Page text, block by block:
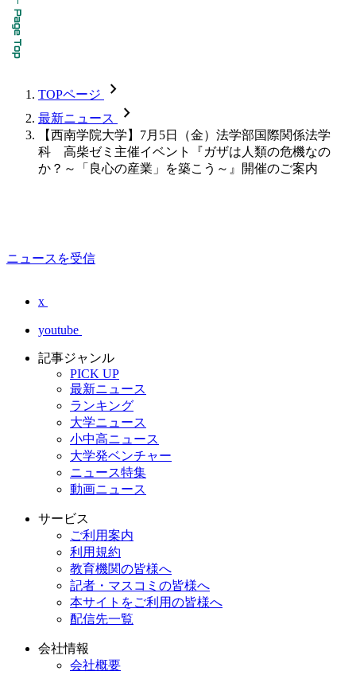
TOPページ chevron_forward
最新ニュース chevron_forward
【西南学院大学】7月5日（金）法学部国際関係法学
科 高柴ゼミ主催イベント『ガザは人類の危機なの
か？～「良心の産業」を築こう～』開催のご案内
ニュースを受信
x
youtube
記事ジャンル
PICK UP
最新ニュース
ランキング
大学ニュース
小中高ニュース
大学発ベンチャー
ニュース特集
動画ニュース
サービス
ご利用案内
利用規約
教育機関の皆様へ
記者・マスコミの皆様へ
本サイトをご利用の皆様へ
配信先一覧
会社情報
会社概要